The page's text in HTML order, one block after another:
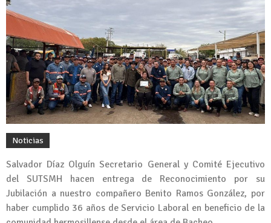
Noticias
Salvador Díaz Olguín Secretario General y Comité Ejecutivo
del SUTSMH hacen entrega de Reconocimiento por su
Jubilación a nuestro compañero Benito Ramos González, por
haber cumplido 36 años de Servicio Laboral en beneficio de la